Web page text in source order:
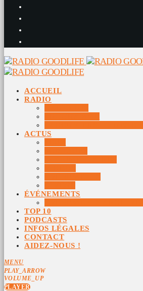
ACCUEIL
RADIO
ACTUS
ÉVÉNEMENTS
TOP 10
PODCASTS
INFOS LÉGALES
CONTACT
AIDEZ-NOUS !
MENU
PLAY_ARROW
VOLUME_UP
PLAYER